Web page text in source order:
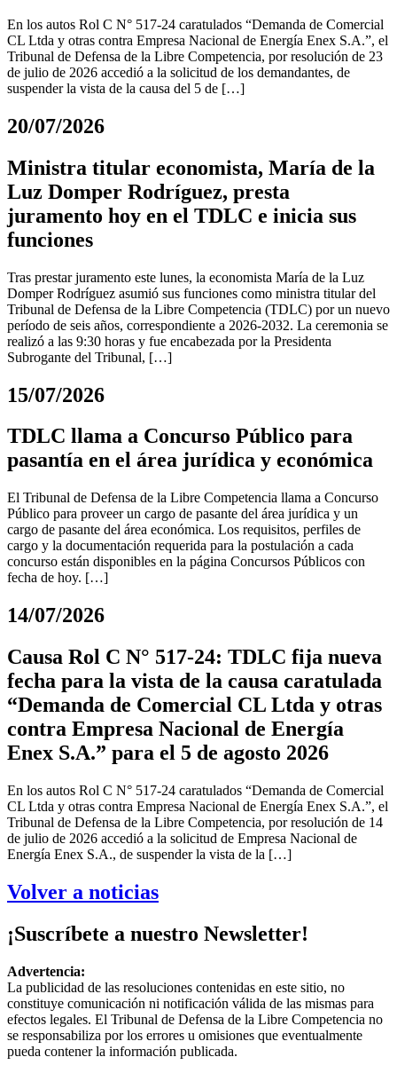
En los autos Rol C N° 517-24 caratulados “Demanda de Comercial
CL Ltda y otras contra Empresa Nacional de Energía Enex S.A.”, el
Tribunal de Defensa de la Libre Competencia, por resolución de 23
de julio de 2026 accedió a la solicitud de los demandantes, de
suspender la vista de la causa del 5 de […]
20/07/2026
Ministra titular economista, María de la
Luz Domper Rodríguez, presta
juramento hoy en el TDLC e inicia sus
funciones
Tras prestar juramento este lunes, la economista María de la Luz
Domper Rodríguez asumió sus funciones como ministra titular del
Tribunal de Defensa de la Libre Competencia (TDLC) por un nuevo
período de seis años, correspondiente a 2026-2032. La ceremonia se
realizó a las 9:30 horas y fue encabezada por la Presidenta
Subrogante del Tribunal, […]
15/07/2026
TDLC llama a Concurso Público para
pasantía en el área jurídica y económica
El Tribunal de Defensa de la Libre Competencia llama a Concurso
Público para proveer un cargo de pasante del área jurídica y un
cargo de pasante del área económica. Los requisitos, perfiles de
cargo y la documentación requerida para la postulación a cada
concurso están disponibles en la página Concursos Públicos con
fecha de hoy. […]
14/07/2026
Causa Rol C N° 517-24: TDLC fija nueva
fecha para la vista de la causa caratulada
“Demanda de Comercial CL Ltda y otras
contra Empresa Nacional de Energía
Enex S.A.” para el 5 de agosto 2026
En los autos Rol C N° 517-24 caratulados “Demanda de Comercial
CL Ltda y otras contra Empresa Nacional de Energía Enex S.A.”, el
Tribunal de Defensa de la Libre Competencia, por resolución de 14
de julio de 2026 accedió a la solicitud de Empresa Nacional de
Energía Enex S.A., de suspender la vista de la […]
Volver a noticias
¡Suscríbete a nuestro Newsletter!
Advertencia:
La publicidad de las resoluciones contenidas en este sitio, no
constituye comunicación ni notificación válida de las mismas para
efectos legales. El Tribunal de Defensa de la Libre Competencia no
se responsabiliza por los errores u omisiones que eventualmente
pueda contener la información publicada.